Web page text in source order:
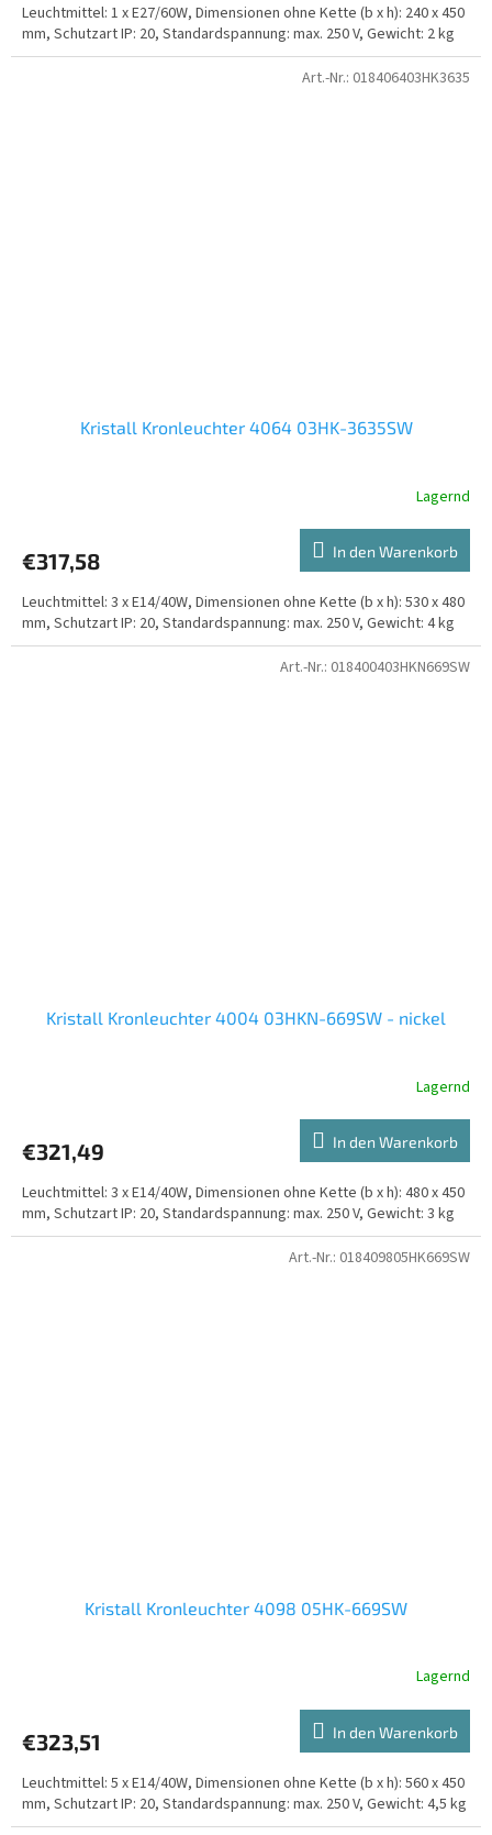
Leuchtmittel: 1 x E27/60W, Dimensionen ohne Kette (b x h): 240 x 450
mm, Schutzart IP: 20, Standardspannung: max. 250 V, Gewicht: 2 kg
Kristall Kronleuchter 4064 03HK-3635SW
Lagernd
€317,58 In den Warenkorb
Leuchtmittel: 3 x E14/40W, Dimensionen ohne Kette (b x h): 530 x 480
mm, Schutzart IP: 20, Standardspannung: max. 250 V, Gewicht: 4 kg
Art.-Nr.: 018406403HK3635
Kristall Kronleuchter 4004 03HKN-669SW - nickel
Lagernd
€321,49 In den Warenkorb
Leuchtmittel: 3 x E14/40W, Dimensionen ohne Kette (b x h): 480 x 450
mm, Schutzart IP: 20, Standardspannung: max. 250 V, Gewicht: 3 kg
Art.-Nr.: 018400403HKN669SW
Kristall Kronleuchter 4098 05HK-669SW
Lagernd
€323,51 In den Warenkorb
Leuchtmittel: 5 x E14/40W, Dimensionen ohne Kette (b x h): 560 x 450
mm, Schutzart IP: 20, Standardspannung: max. 250 V, Gewicht: 4,5 kg
Art.-Nr.: 018409805HK669SW